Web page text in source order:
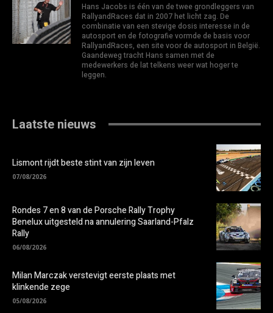
Hans Jacobs is één van de twee grondleggers van
RallyandRaces dat in 2007 het licht zag. De
combinatie van een stevige dosis interesse in de
autosport en de fotografie vormde de basis voor
RallyandRaces, een site voor de autosport in België.
Gaandeweg tracht Hans samen met de
medewerkers de lat telkens weer wat hoger te
leggen.
Laatste nieuws
Lismont rijdt beste stint van zijn leven
07/08/2026
Rondes 7 en 8 van de Porsche Rally Trophy
Benelux uitgesteld na annulering Saarland-Pfalz
Rally
06/08/2026
Milan Marczak verstevigt eerste plaats met
klinkende zege
05/08/2026